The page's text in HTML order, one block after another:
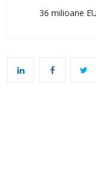
36 milioane